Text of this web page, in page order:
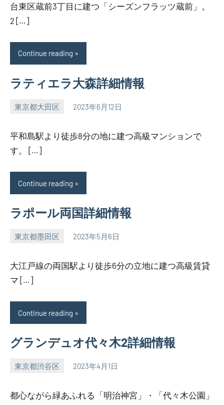
台東区蔵前3丁目に建つ「シーズンフラッツ蔵前」。
2 […]
Continue reading
ラティエラ大森詳細情報
東京都大田区 2023年6月12日
SEZIMO
平和島駅より徒歩8分の地に建つ高級マンションで
す。 […]
Continue reading
ラポール両国詳細情報
東京都墨田区 2023年5月6日
SEZIMO
大江戸線の両国駅より徒歩6分の立地に建つ高級賃貸
マ […]
Continue reading
グランデュオ代々木2詳細情報
東京都渋谷区 2023年4月1日
SEZIMO
都心ながら緑あふれる「明治神宮」・「代々木公園」